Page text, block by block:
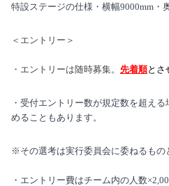
特設ステージの仕様・横幅9000mm ・
＜エントリー＞
・エントリーは随時募集。 先着順とさ
・受付エントリー数が規定数を超え
めることもあります。
※その選考は実行委員会に委ねるもの
・エントリー費はチーム内の人数×